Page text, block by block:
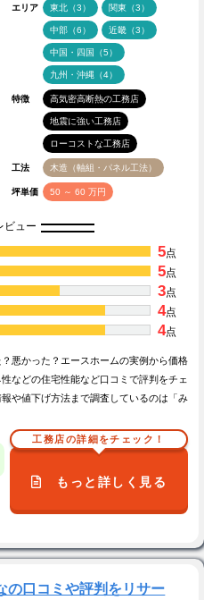
エリア 東北（3） 関東（3）
中部（6） 近畿（3）
中国・四国（5）
九州・沖縄（4）
特徴 高気密高断熱の工務店
地震に強い工務店
ローコストな工務店
工法 木造（軸組・パネル工法）
坪単価 50 ～ 60 万円
ビュー
5点
5点
3点
4点
4点
悪かった？エースホームの実例から価格
などの住宅性能など口コミで評判をチェ
や値下げ方法まで調査しているのは「み
工務店の詳細をチェック！
もっと詳しく見る
の口コミや評判をリサー